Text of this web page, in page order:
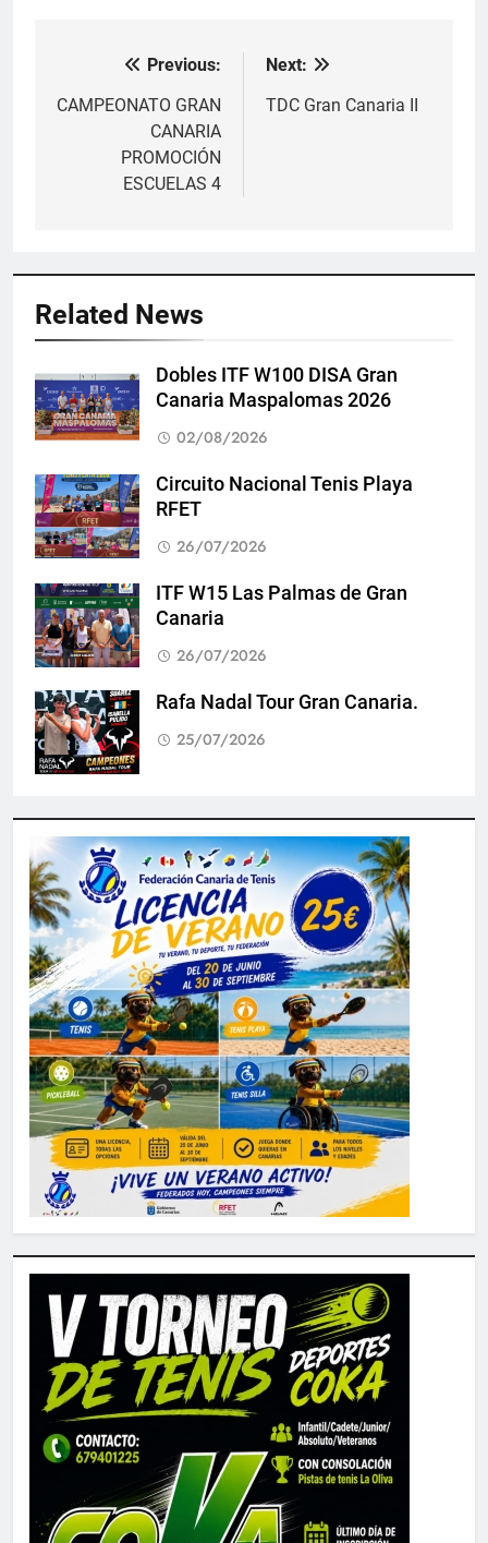
Navegación
de
entradas
Previous:
CAMPEONATO GRAN
CANARIA
PROMOCIÓN
ESCUELAS 4
Next:
TDC Gran Canaria II
Related News
Dobles ITF W100 DISA Gran
Canaria Maspalomas 2026
02/08/2026
Circuito Nacional Tenis Playa
RFET
26/07/2026
ITF W15 Las Palmas de Gran
Canaria
26/07/2026
Rafa Nadal Tour Gran Canaria.
25/07/2026